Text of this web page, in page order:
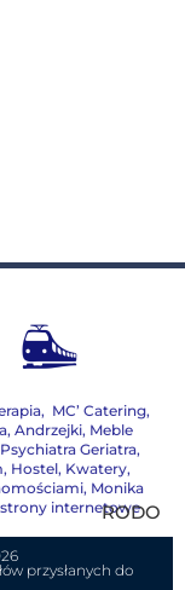
, MC’ Catering,
, Andrzejki, Meble
Psychiatra Geriatra,
, Hostel, Kwatery,
Monika
internetowe
RODO
przysłanych do